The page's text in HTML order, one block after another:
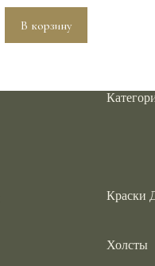
В корзину
Краски
Холсты